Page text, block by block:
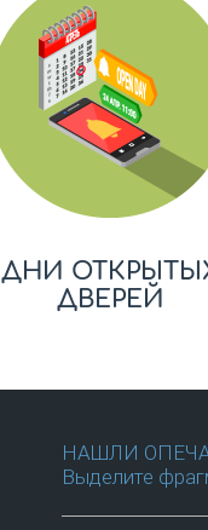
ДНИ
ДВЕРЕЙ
НАШЛИ
Выделите